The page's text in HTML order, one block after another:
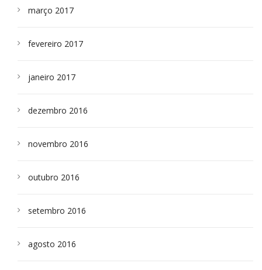
março 2017
fevereiro 2017
janeiro 2017
dezembro 2016
novembro 2016
outubro 2016
setembro 2016
agosto 2016